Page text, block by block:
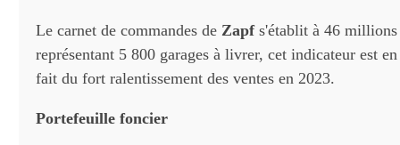
Le carnet de commandes de Zapfs'établit à 46 millions
représentant 5 800 garages à livrer, cet indicateur est
fait du fort ralentissement des ventes en 2023.
Portefeuille foncier